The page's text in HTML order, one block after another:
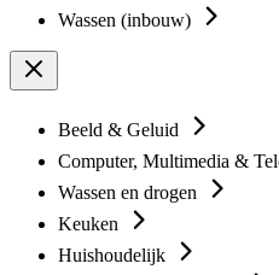
Wassen (inbouw)
Beeld & Geluid
Computer, Multimedia &
Wassen en drogen
Keuken
Huishoudelijk